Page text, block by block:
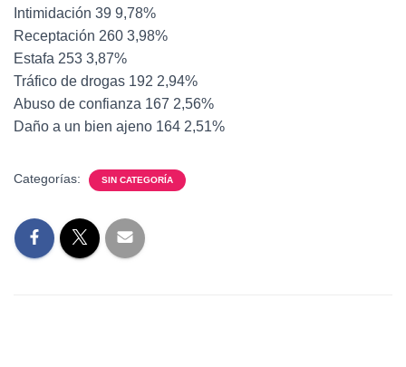
Intimidación 39 9,78%
Receptación 260 3,98%
Estafa 253 3,87%
Tráfico de drogas 192 2,94%
Abuso de confianza 167 2,56%
Daño a un bien ajeno 164 2,51%
Categorías: SIN CATEGORÍA